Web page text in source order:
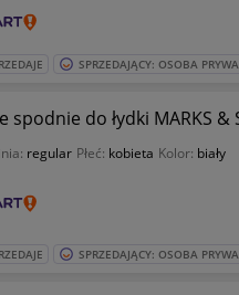
SPRZEDAJĄCY: OSOBA
spodnie do łydki MARKS &
regular Płeć: kobieta Kolor: biały
SPRZEDAJĄCY: OSOBA